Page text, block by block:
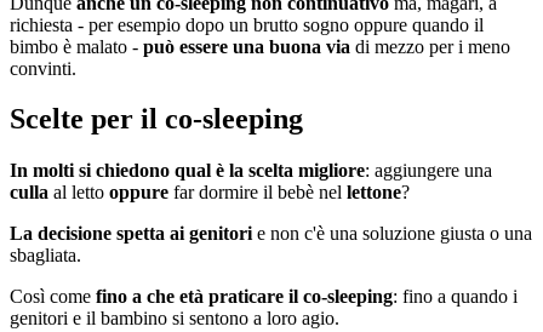
richiesta - per esempio dopo un brutto sogno oppure quando il
bimbo è malato - può essere una buona via di mezzo per i meno
convinti.
Scelte per il co-sleeping
In molti si chiedono qual è la scelta migliore: aggiungere una
culla al letto oppure far dormire il bebè nel lettone?
La decisione spetta ai genitori e non c'è una soluzione giusta o una
sbagliata.
Così come fino a che età praticare il co-sleeping: fino a quando i
genitori e il bambino si sentono a loro agio.